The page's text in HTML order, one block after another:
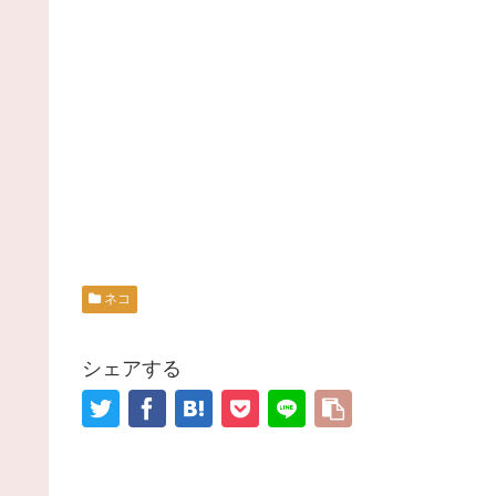
ネコ
シェアする